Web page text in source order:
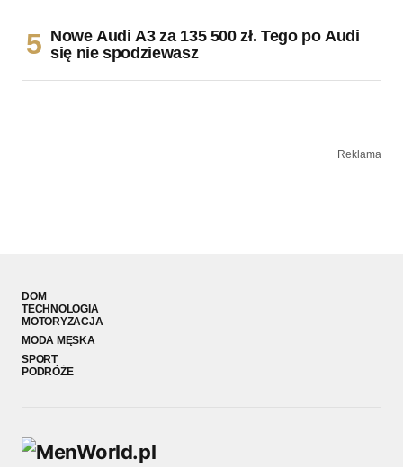
Nowe Audi A3 za 135 500 zł. Tego po Audi
się nie spodziewasz
Reklama
DOM
TECHNOLOGIA
MOTORYZACJA
MODA MĘSKA
SPORT
PODRÓŻE